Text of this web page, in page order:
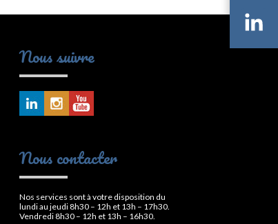
Nous suivre
Nous contacter
Nos services sont à votre disposition du
lundi au jeudi 8h30 – 12h et 13h – 17h30.
Vendredi 8h30 – 12h et 13h – 16h30.